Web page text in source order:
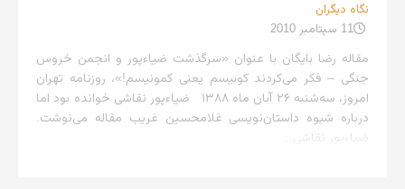
نگاه دیگران
11 سپتامبر 2010
مقاله رضا بایگان با عنوان «سرگذشت ضیاءپور و انجمن خروس
جنگی – فکر می‌کردند کوبیسم یعنی کمونیسم!»، روزنامه تهران
امروز، سه‌شنبه ۲۶ آبان ماه ۱۳۸۸ ضیاءپور نقاشی خوانده بود اما
درباره شیوه داستان‌نویسی غلامحسین غریب مقاله‌ می‌نوشت.
ضیاءپور نقاشی...